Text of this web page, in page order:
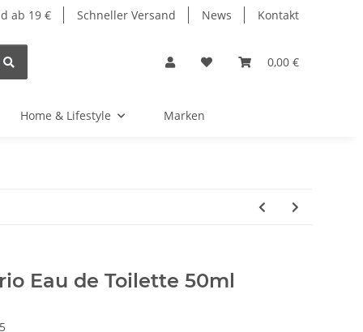
ab 19 € Schneller Versand News Kontakt
0,00 €
Home & Lifestyle Marken
Eau de Toilette 50ml